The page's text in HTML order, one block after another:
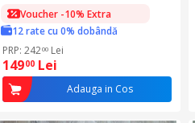
Voucher -10% Extra
12 rate cu 0% dobândă
PRP: 24200 Lei
14900 Lei
Adauga in Cos